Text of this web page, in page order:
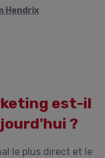
Hendrix
est-il
?
le plus direct et le